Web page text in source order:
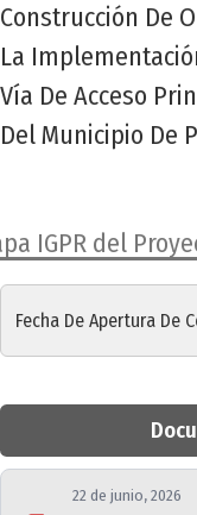
Construcción De
La
Vía De Acceso
Del Municipio De
IGPR del
Fecha De Apertura De
22 de junio, 2026